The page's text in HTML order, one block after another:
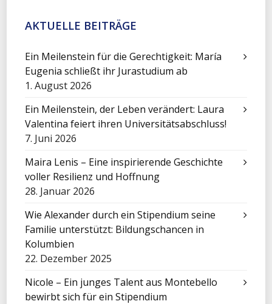
AKTUELLE BEITRÄGE
Ein Meilenstein für die Gerechtigkeit: María
Eugenia schließt ihr Jurastudium ab
1. August 2026
Ein Meilenstein, der Leben verändert: Laura
Valentina feiert ihren Universitätsabschluss!
7. Juni 2026
Maira Lenis – Eine inspirierende Geschichte
voller Resilienz und Hoffnung
28. Januar 2026
Wie Alexander durch ein Stipendium seine
Familie unterstützt: Bildungschancen in
Kolumbien
22. Dezember 2025
Nicole – Ein junges Talent aus Montebello
bewirbt sich für ein Stipendium